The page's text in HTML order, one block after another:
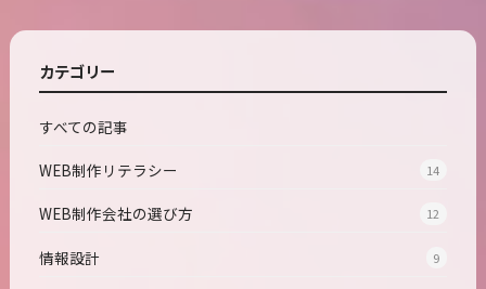
カテゴリー
すべての記事
WEB制作リテラシー 14
WEB制作会社の選び方 12
情報設計 9